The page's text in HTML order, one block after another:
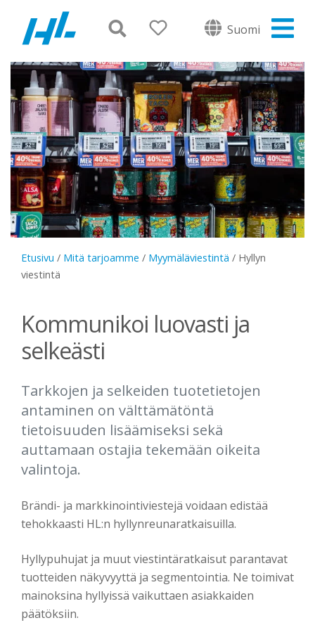
Suomi
Etusivu / Mitä tarjoamme / Myymäläviestintä / Hyllyn
viestintä
Kommunikoi luovasti ja
selkeästi
Tarkkojen ja selkeiden tuotetietojen
antaminen on välttämätöntä
tietoisuuden lisäämiseksi sekä
auttamaan ostajia tekemään oikeita
valintoja.
Brändi- ja markkinointiviestejä voidaan edistää
tehokkaasti HL:n hyllynreunaratkaisuilla.
Hyllypuhujat ja muut viestintäratkaisut parantavat
tuotteiden näkyvyyttä ja segmentointia. Ne toimivat
mainoksina hyllyissä vaikuttaen asiakkaiden
päätöksiin.